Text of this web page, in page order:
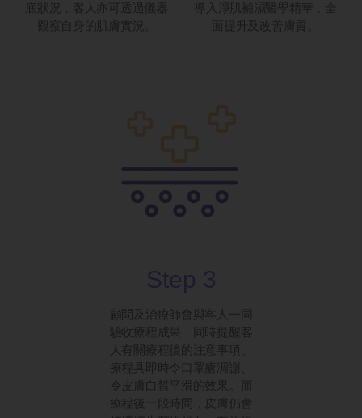
底狀況，客人亦可透過儀器
觀察自身的肌膚實況。
導入淨肌補濕醫學精華，全
面提升及改善膚質。
顧問及治療師會與客人一同
驗收療程成果，同時提醒客
人有關療程後的注意事項。
療程具即時令口罩瘡淍謝、
令皮膚白皙平滑的效果。而
療程後一段時間，皮膚仍會